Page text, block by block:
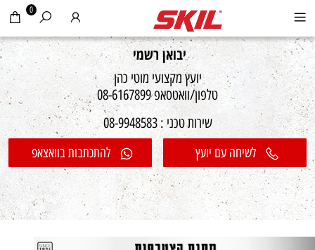
יבואן רשמי
יועץ מקצועי מוטי כהן
טלפון/וואטסאפ 08-6167899
שירות טכני : 08-9948583
לשיחה עם יועץ להתכתבות בוואצאפ
0